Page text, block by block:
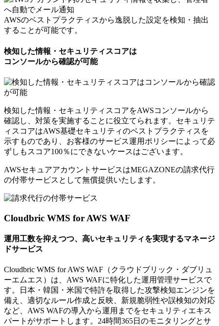
AWSのベストプラクティスから逸脱した設定を検知・抽出
することが可能です。
検知した情報・セキュリティスコアは
コンソールから確認が可能
検知した情報・セキュリティスコアをAWSコンソールから
確認し、対策を実施することに役立てられます。セキュリテ
ィスコアはAWS基礎セキュリティのベストプラクティスを
示すものであり、お客様のサービス運用ポリシーによって必
ずしもスコア100％にできないケースはございます。
AWSセキュアアカウントサービスはMEGAZONEの請求代行
の付帯サービスとして無償提供いたします。
Cloudbric WMS for AWS WAF
運用工数を抑えつつ、高いセキュリティを実現するマネージ
ドサービス
Cloudbric WMS for AWS WAF（クラウドブリック・ダブリュ
ーエムエス）は、AWS WAFに特化した運用管理サービスで
す。日本・韓国・米国で特許を取得した攻撃検知エンジンを
備え、適切なルール作成と反映、新規脆弱性や誤検知の対応
など、AWS WAFの導入から運用までをセキュリティエキス
パートがサポートします。24時間365日のモニタリングとサ